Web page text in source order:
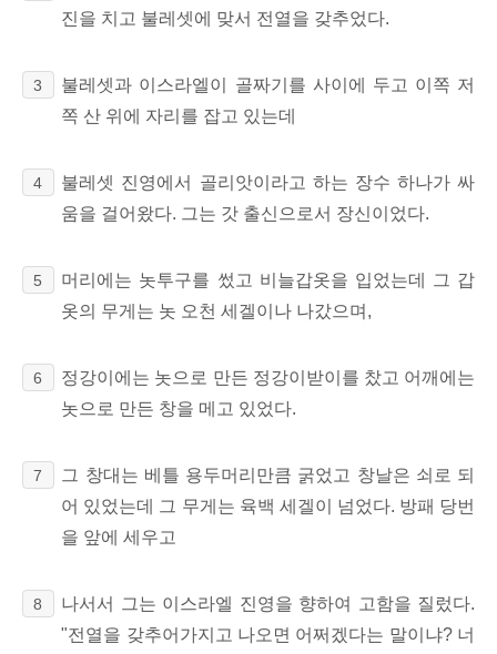
진을 치고 불레셋에 맞서 전열을 갖추었다.
3
불레셋과 이스라엘이 골짜기를 사이에 두고 이쪽 저
쪽 산 위에 자리를 잡고 있는데
4
불레셋 진영에서 골리앗이라고 하는 장수 하나가 싸
움을 걸어왔다. 그는 갓 출신으로서 장신이었다.
5
머리에는 놋투구를 썼고 비늘갑옷을 입었는데 그 갑
옷의 무게는 놋 오천 세겔이나 나갔으며,
6
정강이에는 놋으로 만든 정강이받이를 찼고 어깨에는
놋으로 만든 창을 메고 있었다.
7
그 창대는 베틀 용두머리만큼 굵었고 창날은 쇠로 되
어 있었는데 그 무게는 육백 세겔이 넘었다. 방패 당번
을 앞에 세우고
8
나서서 그는 이스라엘 진영을 향하여 고함을 질렀다.
"전열을 갖추어가지고 나오면 어쩌겠다는 말이냐? 너